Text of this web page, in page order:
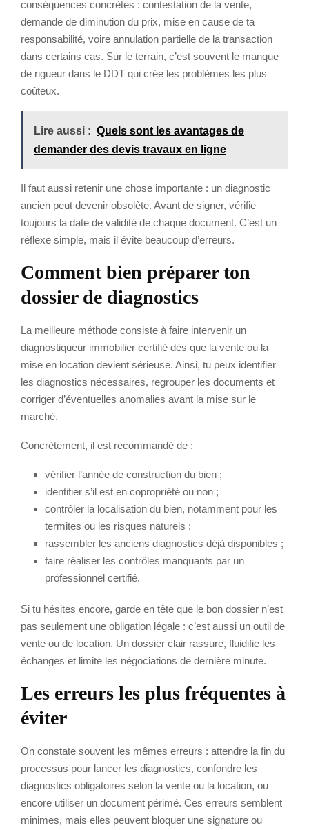
conséquences concrètes : contestation de la vente,
demande de diminution du prix, mise en cause de ta
responsabilité, voire annulation partielle de la transaction
dans certains cas. Sur le terrain, c’est souvent le manque
de rigueur dans le DDT qui crée les problèmes les plus
coûteux.
Lire aussi : Quels sont les avantages de
demander des devis travaux en ligne
Il faut aussi retenir une chose importante : un diagnostic
ancien peut devenir obsolète. Avant de signer, vérifie
toujours la date de validité de chaque document. C’est un
réflexe simple, mais il évite beaucoup d’erreurs.
Comment bien préparer ton
dossier de diagnostics
La meilleure méthode consiste à faire intervenir un
diagnostiqueur immobilier certifié dès que la vente ou la
mise en location devient sérieuse. Ainsi, tu peux identifier
les diagnostics nécessaires, regrouper les documents et
corriger d’éventuelles anomalies avant la mise sur le
marché.
Concrètement, il est recommandé de :
vérifier l’année de construction du bien ;
identifier s’il est en copropriété ou non ;
contrôler la localisation du bien, notamment pour les
termites ou les risques naturels ;
rassembler les anciens diagnostics déjà disponibles ;
faire réaliser les contrôles manquants par un
professionnel certifié.
Si tu hésites encore, garde en tête que le bon dossier n’est
pas seulement une obligation légale : c’est aussi un outil de
vente ou de location. Un dossier clair rassure, fluidifie les
échanges et limite les négociations de dernière minute.
Les erreurs les plus fréquentes à
éviter
On constate souvent les mêmes erreurs : attendre la fin du
processus pour lancer les diagnostics, confondre les
diagnostics obligatoires selon la vente ou la location, ou
encore utiliser un document périmé. Ces erreurs semblent
minimes, mais elles peuvent bloquer une signature ou